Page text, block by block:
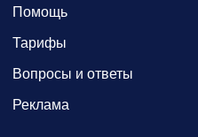
Помощь
Тарифы
Вопросы и ответы
Реклама